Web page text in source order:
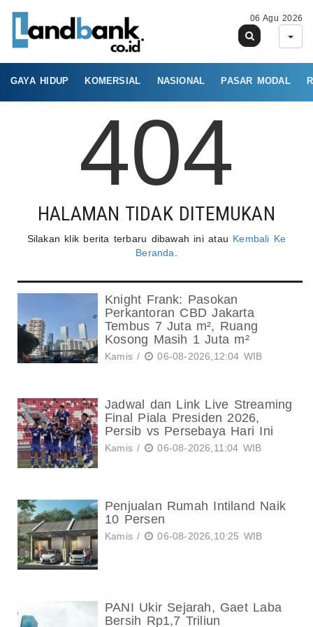
06 Agu 2026
GAYA HIDUP KOMERSIAL NASIONAL PASAR MODAL
404
HALAMAN TIDAK DITEMUKAN
Silakan klik berita terbaru dibawah ini atau Kembali Ke
Beranda
Knight Frank: Pasokan
Perkantoran CBD Jakarta
Tembus 7 Juta m², Ruang
Kosong Masih 1 Juta m²
Kamis / 06-08-2026,12:04 WIB
Jadwal dan Link Live Streaming
Final Piala Presiden 2026,
Persib vs Persebaya Hari Ini
Kamis / 06-08-2026,11:04 WIB
Penjualan Rumah Intiland Naik
10 Persen
Kamis / 06-08-2026,10:25 WIB
PANI Ukir Sejarah, Gaet Laba
Bersih Rp1,7 Triliun